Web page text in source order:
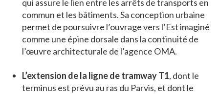
qui assure le lien entre les arrêts de transports en
commun et les bâtiments. Sa conception urbaine
permet de poursuivre l’ouvrage vers l’Est imaginé
comme une épine dorsale dans la continuité de
l’œuvre architecturale de l’agence OMA.
L’extension de la ligne de tramway T1, dont le
terminus est prévu au ras du Parvis, et dont le